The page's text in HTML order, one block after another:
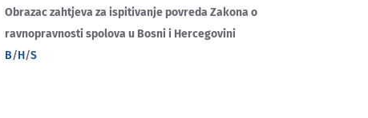
Obrazac zahtjeva za ispitivanje povreda Zakona o
ravnopravnosti spolova u Bosni i Hercegovini
B/H/S